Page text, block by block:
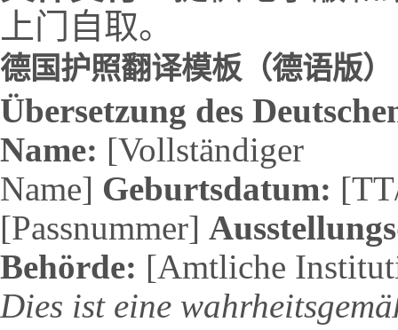
上门自取。
德国护照翻译模板（德语版）
Übersetzung des
Name: [Vollständiger
Name] Geburtsdatum:
[Passnummer]
Behörde: [Amtliche
Dies ist eine